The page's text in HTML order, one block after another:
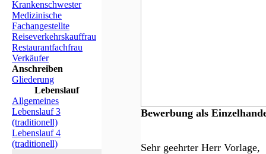
Krankenschwester
Medizinische
Fachangestellte
Reiseverkehrskauffrau
Restaurantfachfrau
Verkäufer
Anschreiben
Gliederung
Lebenslauf
Allgemeines
Lebenslauf 3
(traditionell)
Lebenslauf 4
(traditionell)
Bewerbung als
Sehr geehrter Herr Vorlage,